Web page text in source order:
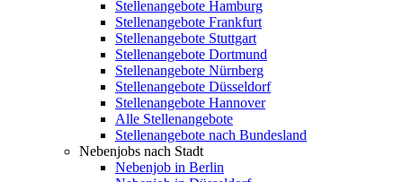
Stellenangebote Hamburg
Stellenangebote Frankfurt
Stellenangebote Stuttgart
Stellenangebote Dortmund
Stellenangebote Nürnberg
Stellenangebote Düsseldorf
Stellenangebote Hannover
Alle Stellenangebote
Stellenangebote nach Bundesland
Nebenjobs nach Stadt
Nebenjob in Berlin